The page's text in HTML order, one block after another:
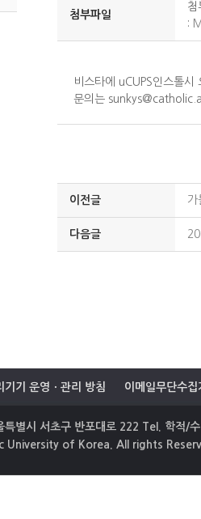
첨부파일
첨
:
비스타에 uCUPS인스톨
문의는
이전글 가
다음글
기기 운영ㆍ관리 방침 이메일무단수집
특별시 서초구 반포대로 222 Tel. 학적/
University of Korea. All rights